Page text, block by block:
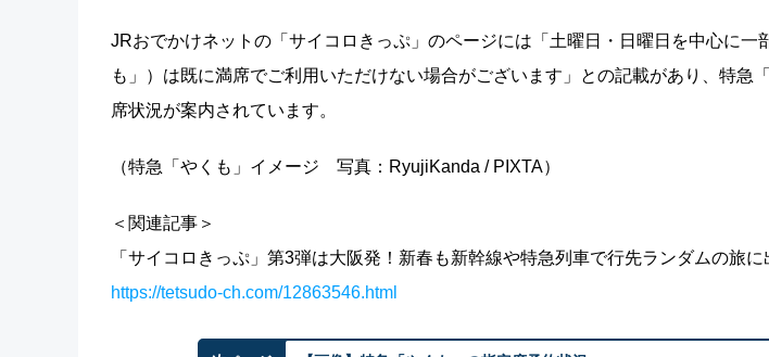
JRおでかけネットの「サイコロきっぷ」のページには「土曜日・日曜日を中心に一
も」）は既に満席でご利用いただけない場合がございます」との記載があり、特急
席状況が案内されています。
（特急「やくも」イメージ 写真：RyujiKanda / PIXTA）
＜関連記事＞
「サイコロきっぷ」第3弾は大阪発！新春も新幹線や特急列車で行先ランダムの旅に
https://tetsudo-ch.com/12863546.html